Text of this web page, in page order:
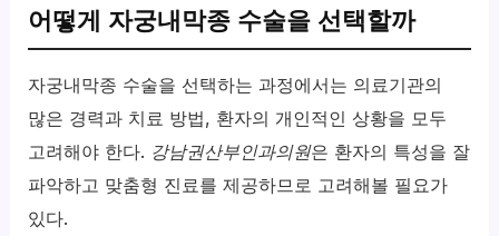
어떻게 자궁내막종 수술을 선택할까
자궁내막종 수술을 선택하는 과정에서는 의료기관의
많은 경력과 치료 방법, 환자의 개인적인 상황을 모두
고려해야 한다. 강남권산부인과의원은 환자의 특성을 잘
파악하고 맞춤형 진료를 제공하므로 고려해볼 필요가
있다.